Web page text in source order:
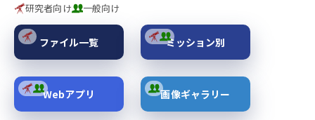
研究者向け 一般向け
ファイル一覧 ミッション別
Webアプリ 画像ギャラリー